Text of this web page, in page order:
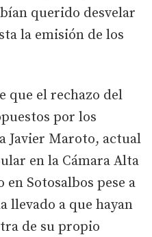
querido desvelar
la emisión de los
que el rechazo del
por los
Javier Maroto, actual
en la Cámara Alta
Sotosalbos pese a
llevado a que hayan
de su propio